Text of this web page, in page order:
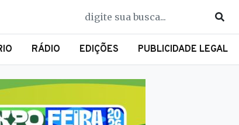
RÁDIO EDIÇÕES PUBLICIDADE LEGAL